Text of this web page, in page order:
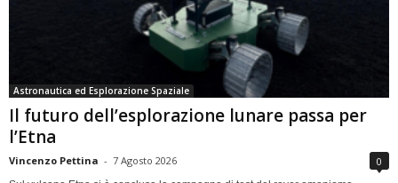
Astronautica ed Esplorazione Spaziale
Il futuro dell’esplorazione lunare passa per
l’Etna
Vincenzo Pettina - 7 Agosto 2026 0